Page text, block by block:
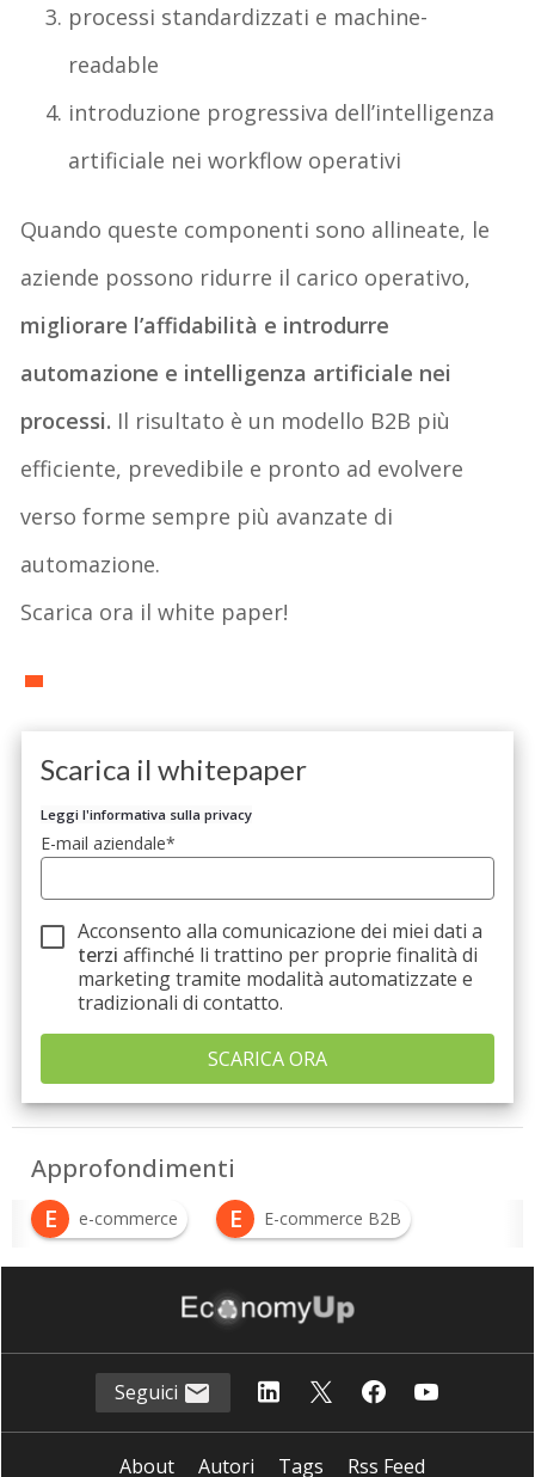
processi standardizzati e machine-
readable
introduzione progressiva dell’intelligenza
artificiale nei workflow operativi
Quando queste componenti sono allineate, le
aziende possono ridurre il carico operativo,
migliorare l’affidabilità e introdurre
automazione e intelligenza artificiale nei
processi. Il risultato è un modello B2B più
efficiente, prevedibile e pronto ad evolvere
verso forme sempre più avanzate di
automazione.
Scarica ora il white paper!
Scarica il whitepaper
Leggi l'informativa sulla privacy
E-mail aziendale*
Acconsento alla comunicazione dei miei dati a
terzi affinché li trattino per proprie finalità di
marketing tramite modalità automatizzate e
tradizionali di contatto.
Approfondimenti
E
e-commerce E E-commerce B2B
Seguici
About Autori Tags Rss Feed